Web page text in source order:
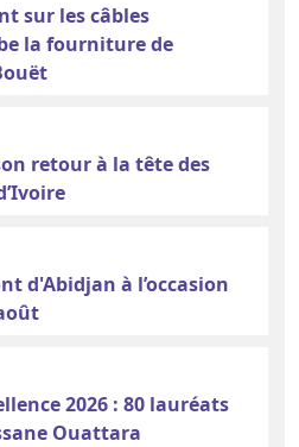
sur les câbles
la fourniture de
retour à la tête des
d'Abidjan à l’occasion
2026 : 80 lauréats
Ouattara